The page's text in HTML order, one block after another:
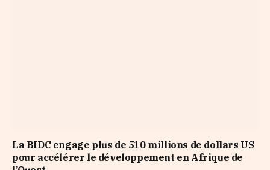
La BIDC engage plus de 510 millions de dollars US
pour accélérer le développement en Afrique de